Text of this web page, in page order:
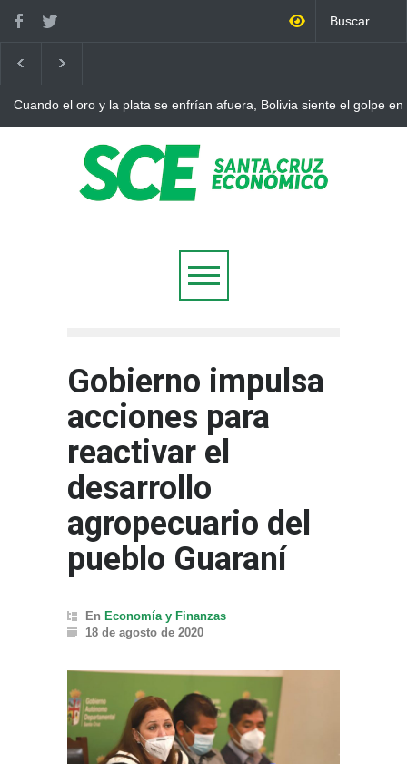
Cuando el oro y la plata se enfrían afuera, Bolivia siente el golpe en
Gobierno impulsa
acciones para
reactivar el
desarrollo
agropecuario del
pueblo Guaraní
En Economía y Finanzas
18 de agosto de 2020